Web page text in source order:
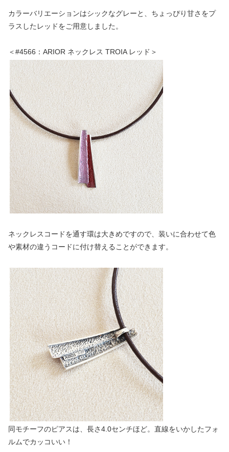
カラーバリエーションはシックなグレーと、ちょっぴり甘さをプ
ラスしたレッドをご用意しました。
＜#4566：ARIOR ネックレス TROIA レッド＞
ネックレスコードを通す環は大きめですので、装いに合わせて色
や素材の違うコードに付け替えることができます。
同モチーフのピアスは、長さ4.0センチほど。直線をいかしたフォ
ルムでカッコいい！